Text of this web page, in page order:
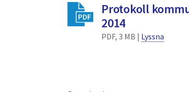
Protokoll
2014
PDF, 3 MB | Lyssna